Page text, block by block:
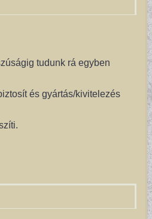
tudunk rá egyben
és gyártás/kivitelezés